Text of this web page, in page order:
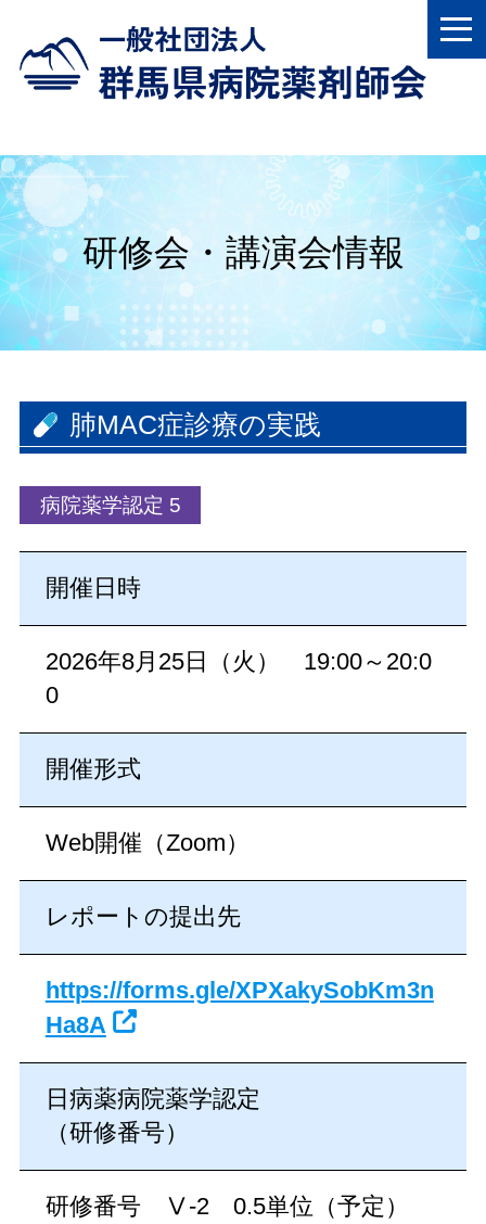
研修会・講演会情報
肺MAC症診療の実践
病院薬学認定 5
開催日時
2026年8月25日（火） 19:00～20:0
0
開催形式
Web開催（Zoom）
レポートの提出先
https://forms.gle/XPXakySobKm3n
Ha8A
日病薬病院薬学認定
（研修番号）
研修番号 Ⅴ-2 0.5単位（予定）